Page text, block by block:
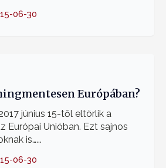
06-30
Európában?
június 15-től eltörlik a
Európai Unióban. Ezt sajnos
is…...
06-30